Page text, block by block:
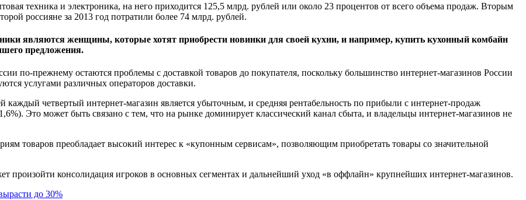
техника и электроника, на него приходится 125,5 млрд. рублей или около 23 процентов от всего объема продаж. Вторым
россияне за 2013 год потратили более 74 млрд. рублей.
являются женщины, которые хотят приобрести новинки для своей кухни, и например, купить кухонный комбайн
предложения.
по-прежнему остаются проблемы с доставкой товаров до покупателя, поскольку большинство интернет-магазинов России
услугами различных операторов доставки.
четвертый интернет-магазин является убыточным, и средняя рентабельность по прибыли с интернет-продаж
Это может быть связано с тем, что на рынке доминирует классический канал сбыта, и владельцы интернет-магазинов не
товаров преобладает высокий интерес к «купонным сервисам», позволяющим приобретать товары со значительной
консолидация игроков в основных сегментах и дальнейший уход «в оффлайн» крупнейших интернет-магазинов.
до 30%